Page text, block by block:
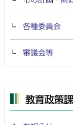
各種委員会
審議会等
教育政策課